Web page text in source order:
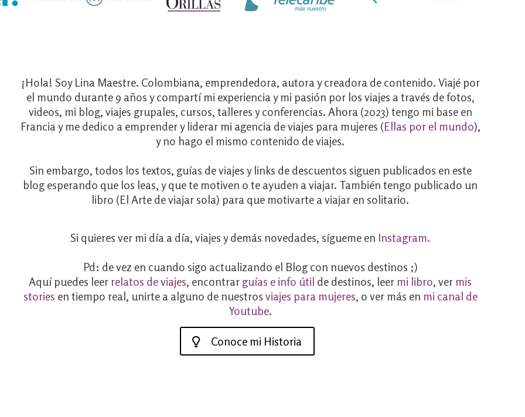
¡Hola! Soy Lina Maestre. Colombiana, emprendedora, autora y creadora de contenido. Viajé por
el mundo durante 9 años y compartí mi experiencia y mi pasión por los viajes a través de fotos,
videos, mi blog, viajes grupales, cursos, talleres y conferencias. Ahora (2023) tengo mi base en
Francia y me dedico a emprender y liderar mi agencia de viajes para mujeres (Ellas por el mundo),
y no hago el mismo contenido de viajes.
Sin embargo, todos los textos, guías de viajes y links de descuentos siguen publicados en este
blog esperando que los leas, y que te motiven o te ayuden a viajar. También tengo publicado un
libro (El Arte de viajar sola) para que motivarte a viajar en solitario.
Si quieres ver mi día a día, viajes y demás novedades, sígueme en Instagram.
Pd: de vez en cuando sigo actualizando el Blog con nuevos destinos ;)
Aquí puedes leer relatos de viajes, encontrar guías e info útil de destinos, leer mi libro, ver mis
stories en tiempo real, unirte a alguno de nuestros viajes para mujeres, o ver más en mi canal de
Youtube.
Conoce mi Historia